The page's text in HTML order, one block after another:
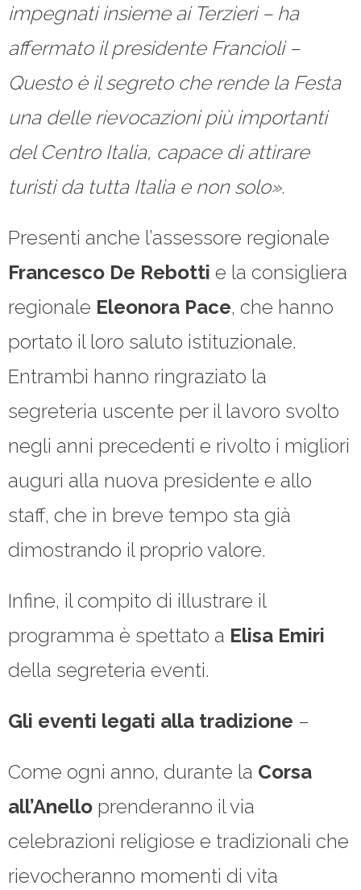
impegnati insieme ai Terzieri – ha
affermato il presidente Francioli –
Questo è il segreto che rende la Festa
una delle rievocazioni più importanti
del Centro Italia, capace di attirare
turisti da tutta Italia e non solo».
Presenti anche l’assessore regionale
Francesco De Rebotti e la consigliera
regionale Eleonora Pace, che hanno
portato il loro saluto istituzionale.
Entrambi hanno ringraziato la
segreteria uscente per il lavoro svolto
negli anni precedenti e rivolto i migliori
auguri alla nuova presidente e allo
staff, che in breve tempo sta già
dimostrando il proprio valore.
Infine, il compito di illustrare il
programma è spettato a Elisa Emiri
della segreteria eventi.
Gli eventi legati alla tradizione –
Come ogni anno, durante la Corsa
all’Anello prenderanno il via
celebrazioni religiose e tradizionali che
rievocheranno momenti di vita